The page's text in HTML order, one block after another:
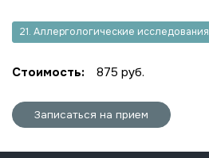
21. Аллергологические исследования
Стоимость: 875 руб.
Записаться на прием